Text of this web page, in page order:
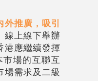
外推廣，吸引
線上線下舉辦
港應繼續發揮
場的互聯互
場需求及二級